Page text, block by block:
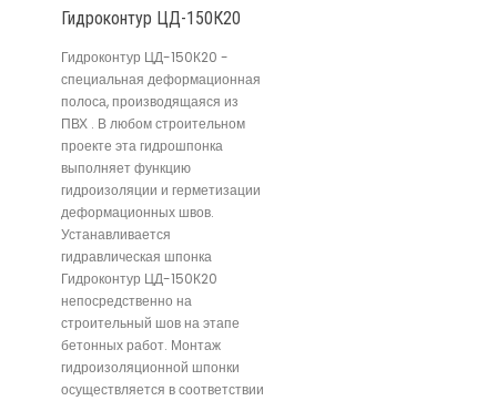
Гидроконтур ЦД-150К20
Гидроконтур ЦД-150К20 -
специальная деформационная
полоса, производящаяся из
ПВХ . В любом строительном
проекте эта гидрошпонка
выполняет функцию
гидроизоляции и герметизации
деформационных швов.
Устанавливается
гидравлическая шпонка
Гидроконтур ЦД-150К20
непосредственно на
строительный шов на этапе
бетонных работ. Монтаж
гидроизоляционной шпонки
осуществляется в соответствии